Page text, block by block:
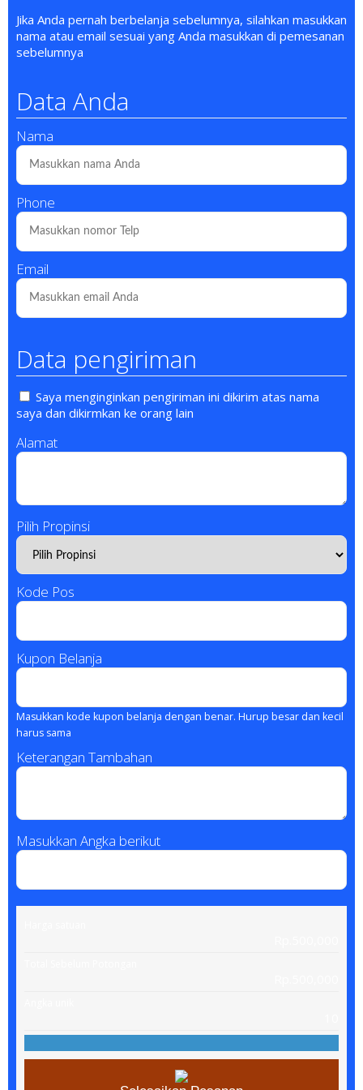
Jika Anda pernah berbelanja sebelumnya, silahkan masukkan
nama atau email sesuai yang Anda masukkan di pemesanan
sebelumnya
Data Anda
Nama
Phone
Email
Data pengiriman
Saya menginginkan pengiriman ini dikirim atas nama
saya dan dikirmkan ke orang lain
Alamat
Pilih Propinsi
Kode Pos
Kupon Belanja
Masukkan kode kupon belanja dengan benar. Hurup besar dan kecil
harus sama
Keterangan Tambahan
Masukkan Angka berikut